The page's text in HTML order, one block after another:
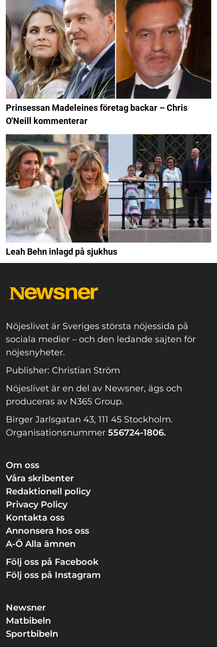
Prinsessan Madeleines företag backar – Chris
O'Neill kommenterar
Leah Behn inlagd på sjukhus
Nöjeslivet är Sveriges största nöjessida på
sociala medier – och den ledande sajten för
nöjesnyheter.
Publisher: Christian Ström
Nöjeslivet är en del av Newsner, ägs och
produceras av N365 Group.
Birger Jarlsgatan 43, 111 45 Stockholm.
Organisationsnummer 556724-1806.
Om oss
Våra skribenter
Redaktionell policy
Privacy Policy
Kontakta oss
Annonsera hos oss
A-Ö Alla ämnen
Följ oss på Facebook
Följ oss på Instagram
Newsner
Matbibeln
Sportbibeln